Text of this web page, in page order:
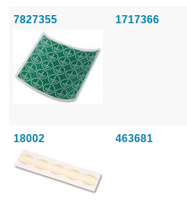
7827355 1717366
18002 463681